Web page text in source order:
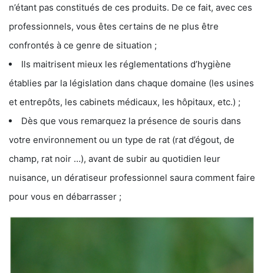
n’étant pas constitués de ces produits. De ce fait, avec ces
professionnels, vous êtes certains de ne plus être
confrontés à ce genre de situation ;
Ils maitrisent mieux les réglementations d’hygiène
établies par la législation dans chaque domaine (les usines
et entrepôts, les cabinets médicaux, les hôpitaux, etc.) ;
Dès que vous remarquez la présence de souris dans
votre environnement ou un type de rat (rat d’égout, de
champ, rat noir …), avant de subir au quotidien leur
nuisance, un dératiseur professionnel saura comment faire
pour vous en débarrasser ;